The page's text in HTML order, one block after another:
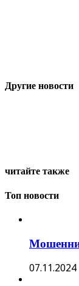
Другие новости
читайте также
Топ новости
07.11.2024